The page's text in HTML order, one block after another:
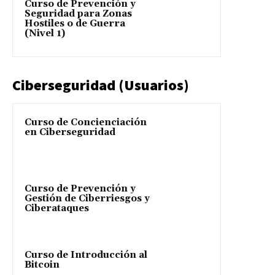
Curso de Prevención y
Seguridad para Zonas
Hostiles o de Guerra
(Nivel 1)
Ciberseguridad (Usuarios)
Curso de Concienciación
en Ciberseguridad
Curso de Prevención y
Gestión de Ciberriesgos y
Ciberataques
Curso de Introducción al
Bitcoin